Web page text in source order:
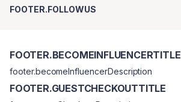
FOOTER.FOLLOWUS
FOOTER.BECOMEINFLUENCERTITLE
footer.becomeInfluencerDescription
FOOTER.GUESTCHECKOUTTITLE